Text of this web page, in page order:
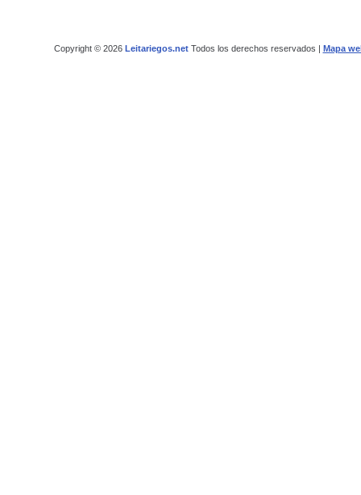
Copyright © 2026 Leitariegos.netTodos los derechos reservados | Mapa